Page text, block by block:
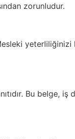
zorunludur.
yeterliliğinizi
Bu belge, iş